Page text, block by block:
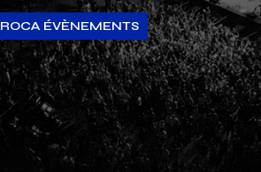
BROCA ÉVÈNEMENTS